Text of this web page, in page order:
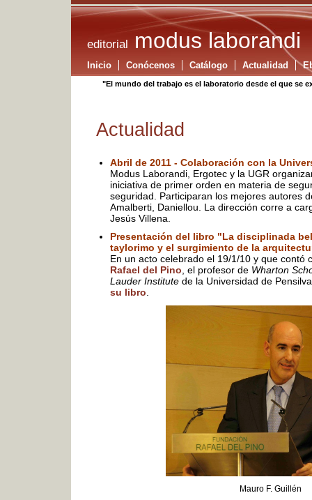
editorial modus laborandi
Inicio Conócenos Catálogo Actualidad
"El mundo del trabajo es el laboratorio desde el que se
Actualidad
Abril de 2011 - Colaboración con la
Modus Laborandi, Ergotec y la UGR
iniciativa de primer orden en materia de
seguridad. Participaran los mejores autores
Amalberti, Daniellou. La dirección corre a
Jesús Villena.
Presentación del libro "La disciplinada
taylorimo y el surgimiento de la
En un acto celebrado el 19/1/10 y que contó
Rafael del Pino, el profesor de Wharton
Lauder Institute de la Universidad de
su libro.
Mauro F. Guillén